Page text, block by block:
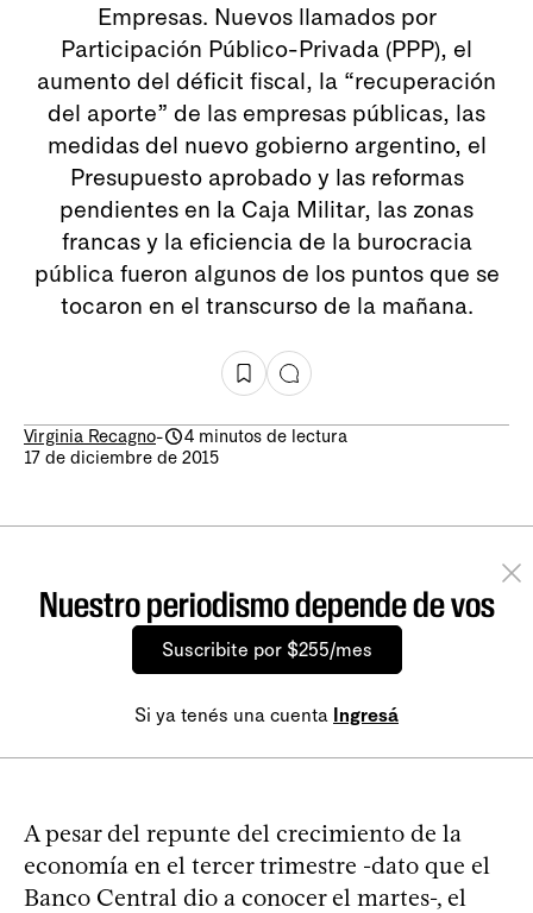
Empresas. Nuevos llamados por
Participación Público-Privada (PPP), el
aumento del déficit fiscal, la “recuperación
del aporte” de las empresas públicas, las
medidas del nuevo gobierno argentino, el
Presupuesto aprobado y las reformas
pendientes en la Caja Militar, las zonas
francas y la eficiencia de la burocracia
pública fueron algunos de los puntos que se
tocaron en el transcurso de la mañana.
Virginia Recagno-
4 minutos de lectura
17 de diciembre de 2015
Nuestro periodismo depende de vos
Suscribite por $255/mes
Si ya tenés una cuenta Ingresá
A pesar del repunte del crecimiento de la
economía en el tercer trimestre -dato que el
Banco Central dio a conocer el martes-, el